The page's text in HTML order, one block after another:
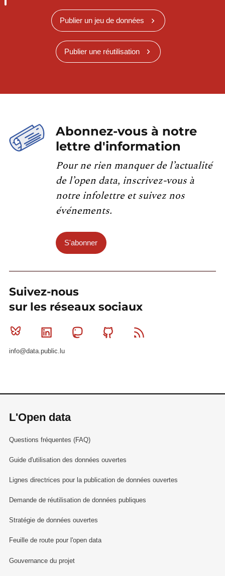
Publier un jeu de données
Publier une réutilisation
Abonnez-vous à notre
lettre d'information
Pour ne rien manquer de l’actualité
de l’open data, inscrivez-vous à
notre infolettre et suivez nos
événements.
S'abonner
Suivez-nous
sur les réseaux sociaux
Bluesky Linkedin MastodonGithub
info@data.public.lu
L'Open data
Questions fréquentes (FAQ)
Guide d'utilisation des données ouvertes
Lignes directrices pour la publication de données ouvertes
Demande de réutilisation de données publiques
Stratégie de données ouvertes
Feuille de route pour l'open data
Gouvernance du projet